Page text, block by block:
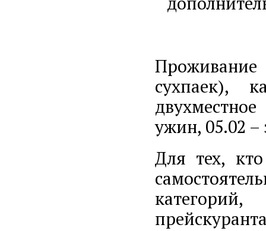
Проживание
сухпаек),
ужин, 05.02 –
Для тех,